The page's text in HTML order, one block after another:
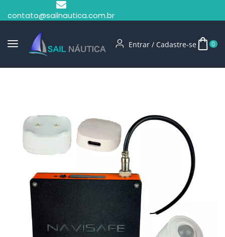
contato@sailnautica.com.br
Entrar / Cadastre-se 0